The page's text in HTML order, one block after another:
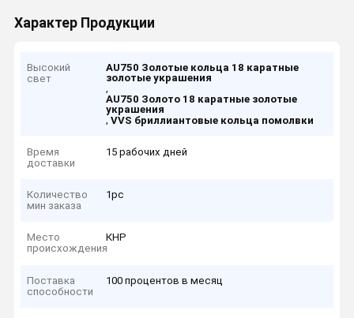
Характер Продукции
Высокий
свет
AU750 Золотые кольца 18 каратные
золотые украшения
,
AU750 Золото 18 каратные золотые
украшения
,VVS бриллиантовые кольца помолвки
Время
доставки
15 рабочих дней
Количество
мин заказа
1pc
Место
происхождения
КНР
Поставка
способности
100 процентов в месяц